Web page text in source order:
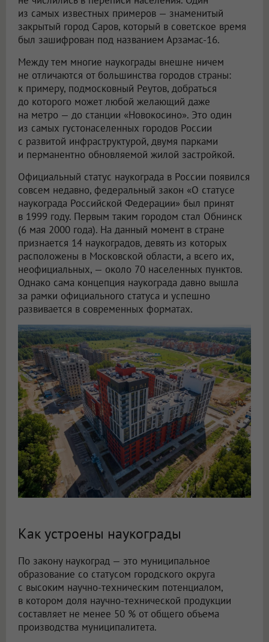
из самых известных примеров — знаменитый
закрытый город Саров, который в советское время
был зашифрован под названием Арзамас-16.
Между тем многие наукограды внешне ничем
не отличаются от большинства городов страны:
к примеру, подмосковный Реутов, добраться
до которого может любой желающий даже
на метро — до станции «Новокосино». Это один
из самых густонаселенных городов России
с развитой инфраструктурой, двумя парками
и перманентно обновляемой жилой застройкой.
Официальный статус наукограда в России появился
совсем недавно, федеральный закон «О статусе
наукограда Российской Федерации» был принят
в 1999 году. Первым таким городом стал Обнинск
(6 мая 2000 года). На данный момент в стране
признается 14 наукоградов, девять из которых
расположены в Московской области, а всего их,
неофициальных, — около 70 населенных пунктов.
Однако сама концепция наукограда давно вышла
за рамки официального статуса и успешно
развивается в современных форматах.
Как устроены наукограды
По закону наукоград — это муниципальное
образование со статусом городского округа
с высоким научно-техническим потенциалом,
в котором доля научно-технической продукции
составляет не менее 50 % от общего объема
производства муниципалитета.